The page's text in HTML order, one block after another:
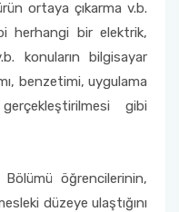
ortaya çıkarma v.b.
herhangi bir elektrik,
konuların bilgisayar
benzetimi, uygulama
gibi
öğrencilerinin,
düzeye ulaştığını